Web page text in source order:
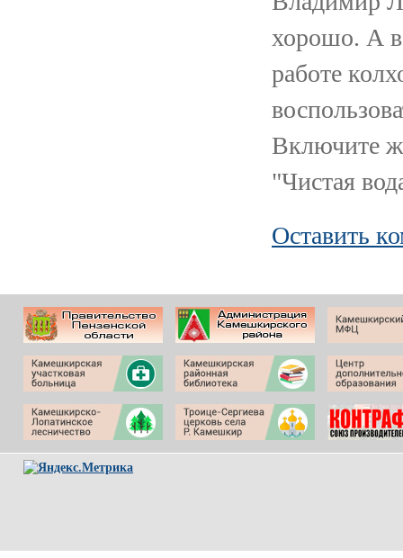
хорошо. А
работе
Включите
"Чистая
Оставить